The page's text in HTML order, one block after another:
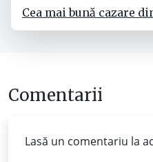
Cea mai bună cazare
Comentarii
Lasă un comentariu la